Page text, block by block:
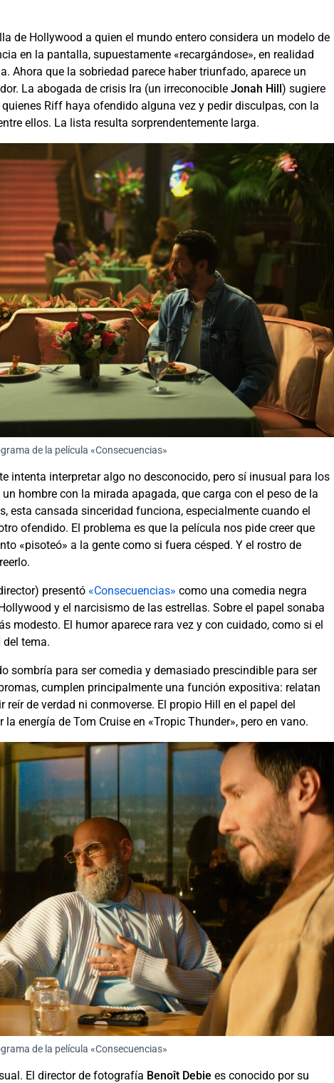
de Hollywood a quien el mundo entero considera un modelo de
en la pantalla, supuestamente «recargándose», en realidad
Ahora que la sobriedad parece haber triunfado, aparece un
La abogada de crisis Ira (un irreconocible Jonah Hill) sugiere
Riff haya ofendido alguna vez y pedir disculpas, con la
ellos. La lista resulta sorprendentemente larga.
de la película «Consecuencias»
intenta interpretar algo no desconocido, pero sí inusual para los
hombre con la mirada apagada, que carga con el peso de la
esta cansada sinceridad funciona, especialmente cuando el
ofendido. El problema es que la película nos pide creer que
«pisoteó» a la gente como si fuera césped. Y el rostro de
presentó «Consecuencias» como una comedia negra
y el narcisismo de las estrellas. Sobre el papel sonaba
modesto. El humor aparece rara vez y con cuidado, como si el
tema.
sombría para ser comedia y demasiado prescindible para ser
cumplen principalmente una función expositiva: relatan
de verdad ni conmoverse. El propio Hill en el papel del
energía de Tom Cruise en «Tropic Thunder», pero en vano.
de la película «Consecuencias»
El director de fotografía Benoît Debie es conocido por su